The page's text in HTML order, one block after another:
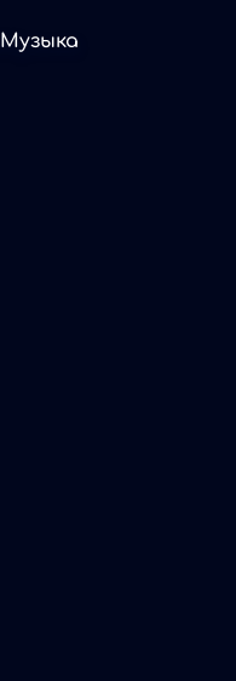
Музыка